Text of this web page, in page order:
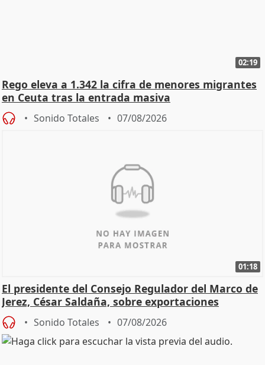
02:19
Rego eleva a 1.342 la cifra de menores migrantes
en Ceuta tras la entrada masiva
Sonido Totales 07/08/2026
01:18
El presidente del Consejo Regulador del Marco de
Jerez, César Saldaña, sobre exportaciones
Sonido Totales 07/08/2026